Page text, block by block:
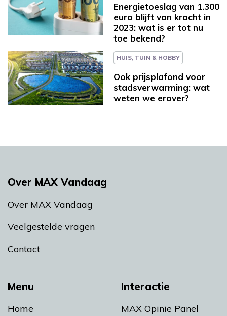
Energietoeslag van 1.300
euro blijft van kracht in
2023: wat is er tot nu
toe bekend?
HUIS, TUIN & HOBBY
Ook prijsplafond voor
stadsverwarming: wat
weten we erover?
Menu
Home
Interactie
MAX Opinie Panel
Over MAX Vandaag
Over MAX Vandaag
Veelgestelde vragen
Contact